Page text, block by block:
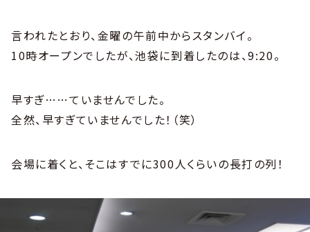
言われたとおり、金曜の午前中からスタンバイ。
10時オープンでしたが、池袋に到着したのは、9:20。
早すぎ……ていませんでした。
全然、早すぎていませんでした！（笑）
会場に着くと、そこはすでに300人くらいの長打の列！